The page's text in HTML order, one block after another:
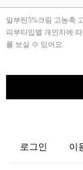
알부틴5%크림 고농축
피부타입별 개인차에
를 보실 수 있어요.
로그인 이